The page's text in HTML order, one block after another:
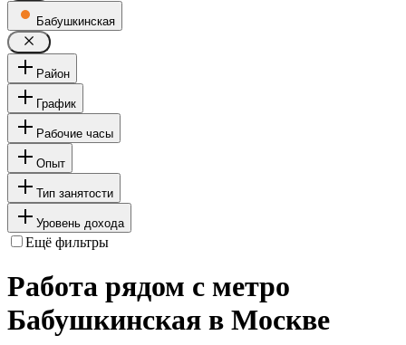
Бабушкинская
Район
График
Рабочие часы
Опыт
Тип занятости
Уровень дохода
Ещё фильтры
Работа рядом с метро
Бабушкинская в Москве